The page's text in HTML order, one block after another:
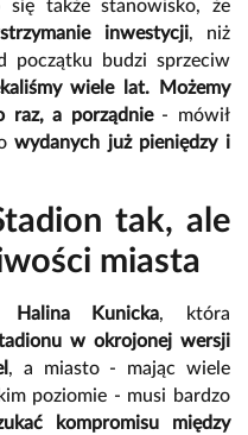
także stanowisko, że
inwestycji, niż
początku budzi sprzeciw
wiele lat. Możemy
raz, a porządnie- mówił
wydanych już pieniędzy i
tak, ale
miasta
Halina Kunicka, która
w okrojonej wersji
, a miasto - mając wiele
poziomie - musi bardzo
kompromisu między